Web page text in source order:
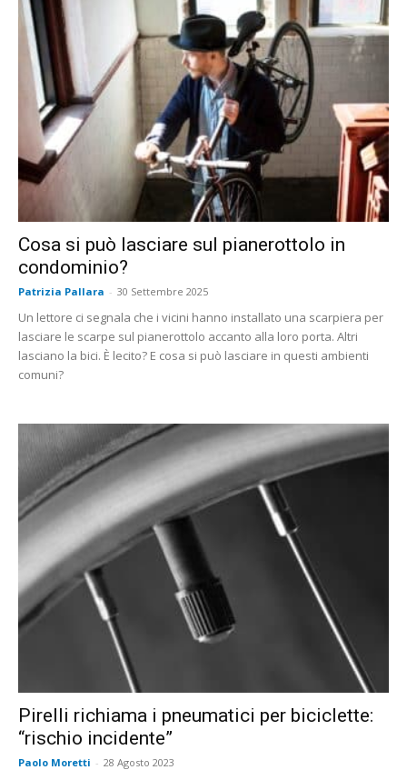
Cosa si può lasciare sul pianerottolo in
condominio?
Patrizia Pallara - 30 Settembre 2025
Un lettore ci segnala che i vicini hanno installato una scarpiera per
lasciare le scarpe sul pianerottolo accanto alla loro porta. Altri
lasciano la bici. È lecito? E cosa si può lasciare in questi ambienti
comuni?
Pirelli richiama i pneumatici per biciclette:
“rischio incidente”
Paolo Moretti - 28 Agosto 2023